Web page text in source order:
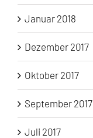
Januar 2018
Dezember 2017
Oktober 2017
September 2017
Juli 2017